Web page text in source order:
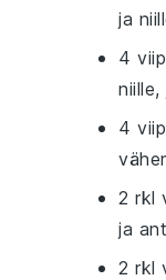
ja
4
4
2 rkl
ja
2 rkl